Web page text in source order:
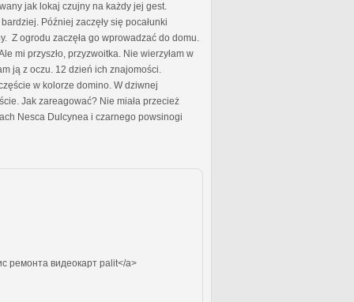
jak lokaj czujny na każdy jej gest.
Później zaczęły się pocałunki
Z ogrodu zaczęła go wprowadzać do domu.
mi przyszło, przyzwoitka. Nie wierzyłam w
ją z oczu. 12 dzień ich znajomości.
w kolorze domino. W dziwnej
Jak zareagować? Nie miała przecież
Nesca Dulcynea i czarnego powsinogi
ремонта видеокарт palit</a>